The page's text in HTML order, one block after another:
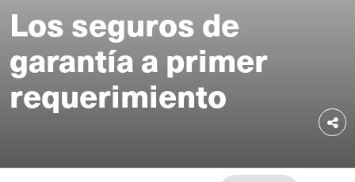
Los seguros de
garantía a primer
requerimiento